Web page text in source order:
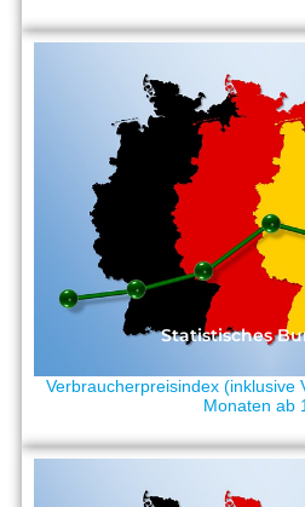
Statistisches
Verbraucherpreisindex (inklusive
Monaten ab